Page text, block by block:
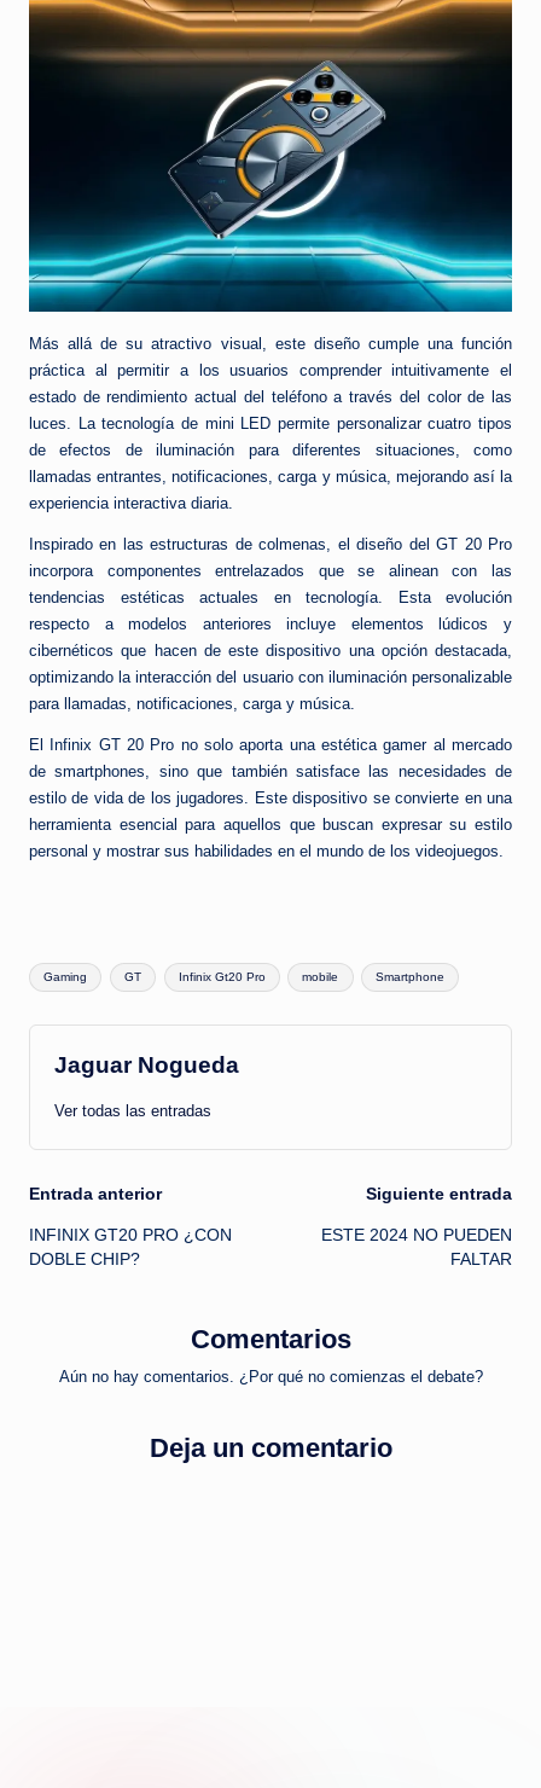
Más allá de su atractivo visual, este diseño cumple una función
práctica al permitir a los usuarios comprender intuitivamente el
estado de rendimiento actual del teléfono a través del color de las
luces. La tecnología de mini LED permite personalizar cuatro tipos
de efectos de iluminación para diferentes situaciones, como
llamadas entrantes, notificaciones, carga y música, mejorando así la
experiencia interactiva diaria.
Inspirado en las estructuras de colmenas, el diseño del GT 20 Pro
incorpora componentes entrelazados que se alinean con las
tendencias estéticas actuales en tecnología. Esta evolución
respecto a modelos anteriores incluye elementos lúdicos y
cibernéticos que hacen de este dispositivo una opción destacada,
optimizando la interacción del usuario con iluminación personalizable
para llamadas, notificaciones, carga y música.
El Infinix GT 20 Pro no solo aporta una estética gamer al mercado
de smartphones, sino que también satisface las necesidades de
estilo de vida de los jugadores. Este dispositivo se convierte en una
herramienta esencial para aquellos que buscan expresar su estilo
personal y mostrar sus habilidades en el mundo de los videojuegos.
Etiquetas:
Gaming GT Infinix Gt20 Pro mobile Smartphone
Jaguar Nogueda
Ver todas las entradas
Navegación
de
Entrada anterior
INFINIX GT20 PRO ¿CON
DOBLE CHIP?
Siguiente entrada
ESTE 2024 NO PUEDEN
FALTAR
Comentarios
Aún no hay comentarios. ¿Por qué no comienzas el debate?
Deja un comentario